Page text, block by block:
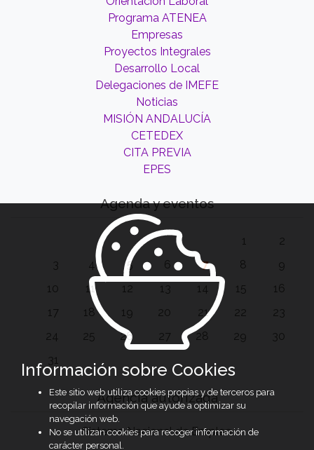
Programa ATENEA
Empresas
Proyectos Integrales
Desarrollo Local
Delegaciones de IMEFE
Noticias
MISIÓN ANDALUCÍA
CETEDEX
CITA PREVIA
EPES
Agenda y eventos
1
2
3
4 5 6 7 8
9
10
11 12 13 14 15
16
17
18 19 20 21 22
23
24
25 26 27 28 29
30
31
Agencia autorizada
Sistema Nacional de Empleo
Información sobre Cookies
Este sitio web utiliza cookies propias y de terceros para
recopilar información que ayude a optimizar su
navegación web.
No se utilizan cookies para recoger información de
carácter personal.